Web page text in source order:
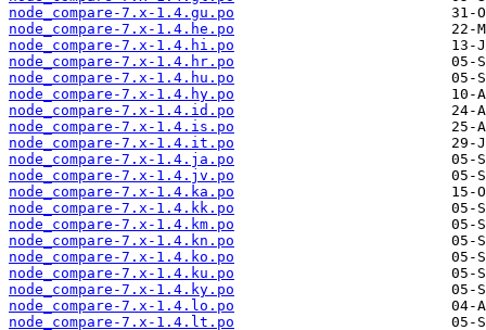
node_compare-7.x-1.4.gu.po
node_compare-7.x-1.4.he.po
node_compare-7.x-1.4.hi.po
node_compare-7.x-1.4.hr.po
node_compare-7.x-1.4.hu.po
node_compare-7.x-1.4.hy.po
node_compare-7.x-1.4.id.po
node_compare-7.x-1.4.is.po
node_compare-7.x-1.4.it.po
node_compare-7.x-1.4.ja.po
node_compare-7.x-1.4.jv.po
node_compare-7.x-1.4.ka.po
node_compare-7.x-1.4.kk.po
node_compare-7.x-1.4.km.po
node_compare-7.x-1.4.kn.po
node_compare-7.x-1.4.ko.po
node_compare-7.x-1.4.ku.po
node_compare-7.x-1.4.ky.po
node_compare-7.x-1.4.lo.po
node_compare-7.x-1.4.lt.po